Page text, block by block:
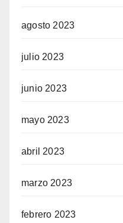
agosto 2023
julio 2023
junio 2023
mayo 2023
abril 2023
marzo 2023
febrero 2023